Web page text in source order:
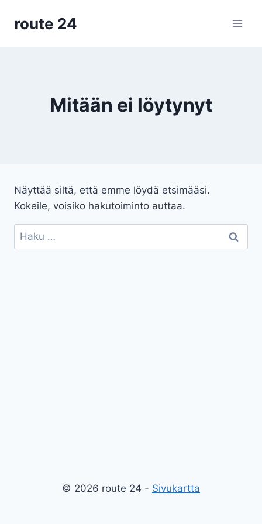
sisältöön
route 24
Mitään ei löytynyt
Näyttää siltä, että emme löydä etsimääsi.
Kokeile, voisiko hakutoiminto auttaa.
Haku:
© 2026 route 24 - Sivukartta